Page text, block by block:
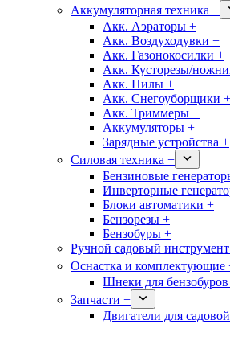
Аккумуляторная техника +
Акк. Аэраторы +
Акк. Воздуходувки +
Акк. Газонокосилки +
Акк. Кусторезы/
Акк. Пилы +
Акк. Снегоуборщики +
Акк. Триммеры +
Аккумуляторы +
Зарядные устройства +
Силовая техника +
Бензиновые
Инверторные
Блоки автоматики +
Бензорезы +
Бензобуры +
Ручной садовый
Оснастка и комплектующие
Шнеки для
Запчасти +
Двигатели для